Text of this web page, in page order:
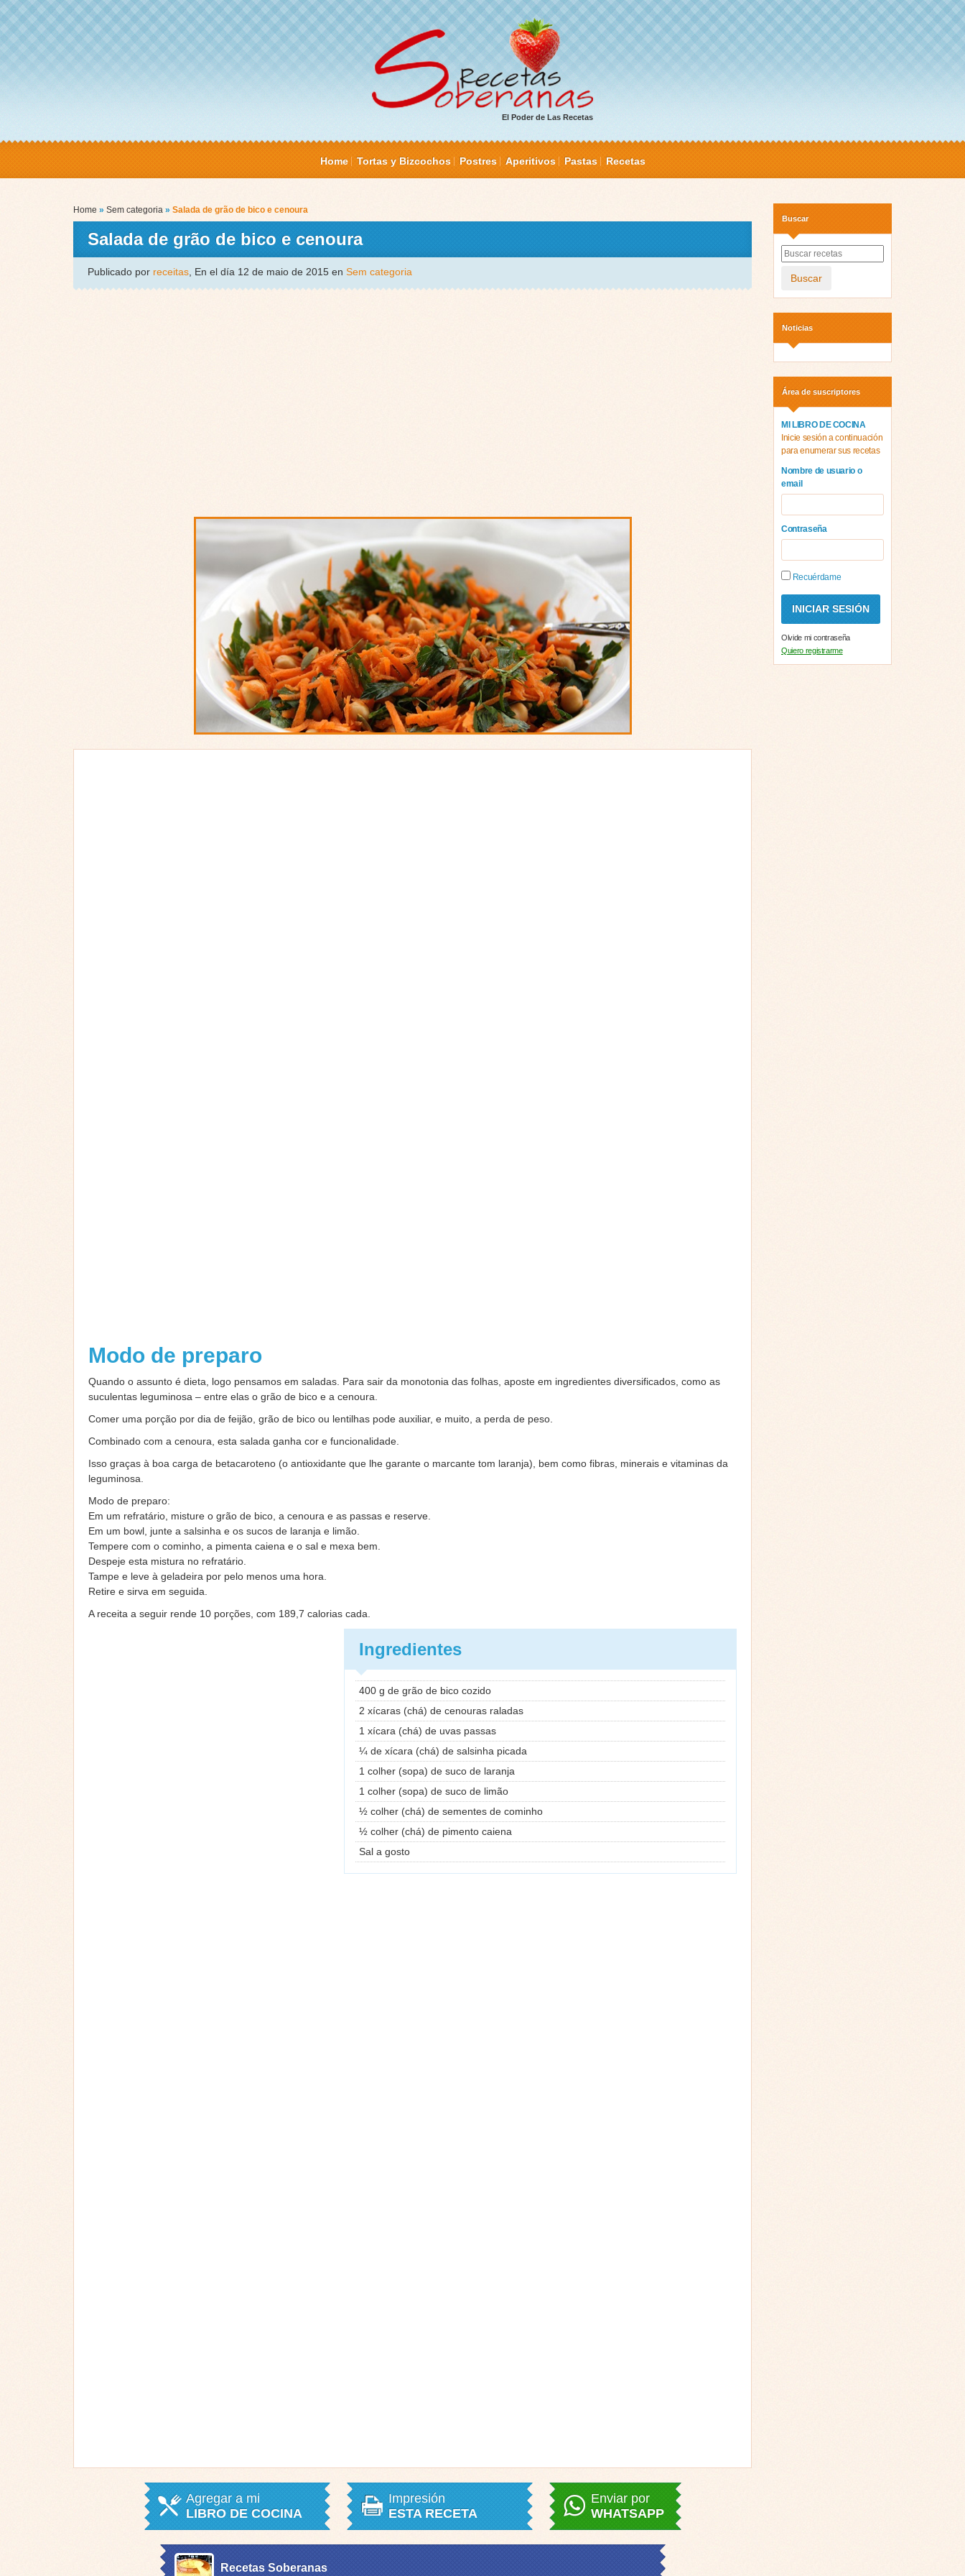
El Poder de Las Recetas
Home Tortas y Bizcochos Postres Aperitivos Pastas Recetas
Home » Sem categoria » Salada de grão de bico e cenoura
Salada de grão de bico e cenoura
Publicado por receitas , En el día 12 de maio de 2015 en Sem categoria
Modo de preparo
Quando o assunto é dieta, logo pensamos em saladas. Para sair da monotonia das folhas, aposte em ingredientes diversificados, como as
suculentas leguminosa – entre elas o grão de bico e a cenoura.
Comer uma porção por dia de feijão, grão de bico ou lentilhas pode auxiliar, e muito, a perda de peso.
Combinado com a cenoura, esta salada ganha cor e funcionalidade.
Isso graças à boa carga de betacaroteno (o antioxidante que lhe garante o marcante tom laranja), bem como fibras, minerais e vitaminas da
leguminosa.
Modo de preparo:
Em um refratário, misture o grão de bico, a cenoura e as passas e reserve.
Em um bowl, junte a salsinha e os sucos de laranja e limão.
Tempere com o cominho, a pimenta caiena e o sal e mexa bem.
Despeje esta mistura no refratário.
Tampe e leve à geladeira por pelo menos uma hora.
Retire e sirva em seguida.
A receita a seguir rende 10 porções, com 189,7 calorias cada.
Ingredientes
400 g de grão de bico cozido
2 xícaras (chá) de cenouras raladas
1 xícara (chá) de uvas passas
¼ de xícara (chá) de salsinha picada
1 colher (sopa) de suco de laranja
1 colher (sopa) de suco de limão
½ colher (chá) de sementes de cominho
½ colher (chá) de pimento caiena
Sal a gosto
Agregar a mi
LIBRO DE COCINA
Impresión
ESTA RECETA
Enviar por
WHATSAPP
Recetas Soberanas
Buscar
Buscar
Noticias
Área de suscriptores
MI LIBRO DE COCINA
Inicie sesión a continuación
para enumerar sus recetas
Nombre de usuario o
email
Contraseña
Recuérdame
Olvide mi contraseña
Quiero registrarme